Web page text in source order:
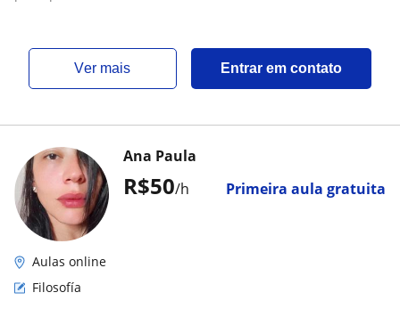
ver mais Entrar em contato
R$50/h Primeira aula gratuita
Ana Paula
Aulas online
Filosofía